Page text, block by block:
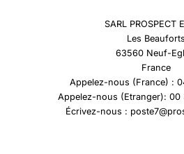
SARL PROSPECT
Les Beauforts
63560 Neuf-
France
Appelez-nous (France) :
Appelez-nous (Etranger):
Écrivez-nous :